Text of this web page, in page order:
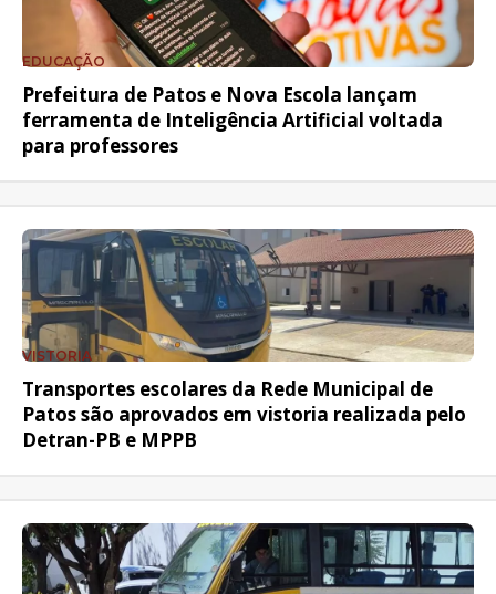
EDUCAÇÃO
Prefeitura de Patos e Nova Escola lançam
ferramenta de Inteligência Artificial voltada
para professores
VISTORIA
Transportes escolares da Rede Municipal de
Patos são aprovados em vistoria realizada pelo
Detran-PB e MPPB